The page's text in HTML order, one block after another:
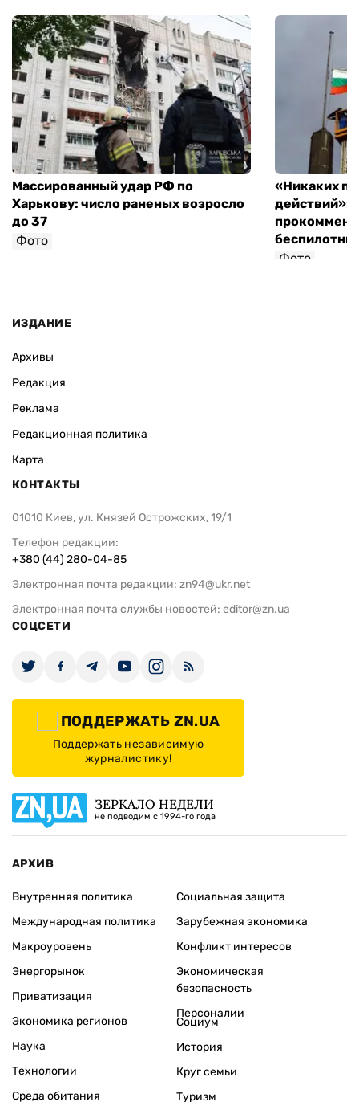
Массированный удар РФ по
Харькову: число раненых возросло
до 37
Фото
«Никаких
действий»:
Фото
ИЗДАНИЕ
Архивы
Редакция
Реклама
Редакционная политика
Карта
КОНТАКТЫ
01010 Киев, ул. Князей Острожских, 19/1
Телефон редакции:
+380 (44) 280-04-85
Электронная почта редакции: zn94@ukr.net
Электронная почта службы новостей: editor@zn.ua
СОЦСЕТИ
ПОДДЕРЖАТЬ ZN.UA
Поддержать независимую
журналистику!
ЗЕРКАЛО НЕДЕЛИ
не подводим с 1994-го года
АРХИВ
Внутренняя политика
Международная политика
Макроуровень
Энергорынок
Приватизация
Экономика регионов
Социальная защита
Зарубежная экономика
Конфликт интересов
Экономическая
безопасность
Персоналии
Наука
Технологии
Среда обитания
Социум
История
Круг семьи
Туризм